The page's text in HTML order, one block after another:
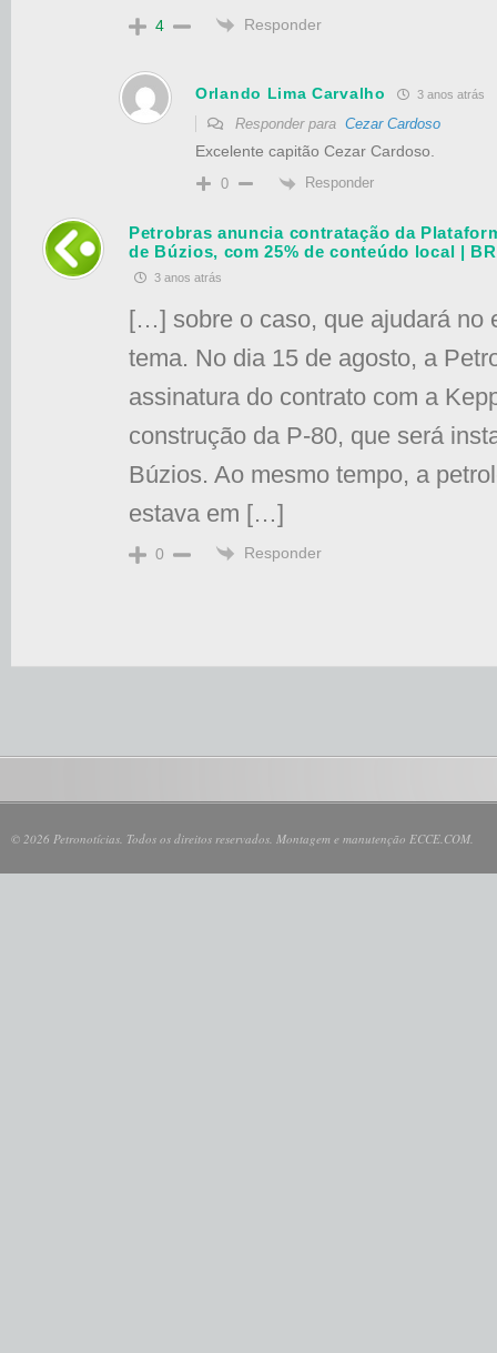
4 Responder
Orlando Lima Carvalho 3 anos atrás
Responder para Cezar Cardoso
Excelente capitão Cezar Cardoso.
0 Responder
Petrobras anuncia contratação da
de Búzios, com 25% de conteúdo local |
3 anos atrás
[…] sobre o caso, que ajudará no
tema. No dia 15 de agosto, a
assinatura do contrato com a
construção da P-80, que será
Búzios. Ao mesmo tempo, a
estava em […]
0 Responder
© 2026 Petronotícias. Todos os direitos reservados. Montagem e manutenção ECCE.COM.